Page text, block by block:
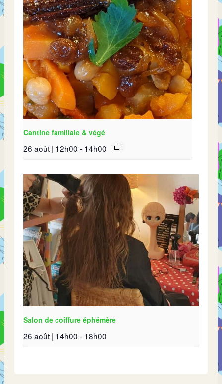
Cantine familiale & végé
26 août | 12h00 - 14h00
Salon de coiffure éphémère
26 août | 14h00 - 18h00